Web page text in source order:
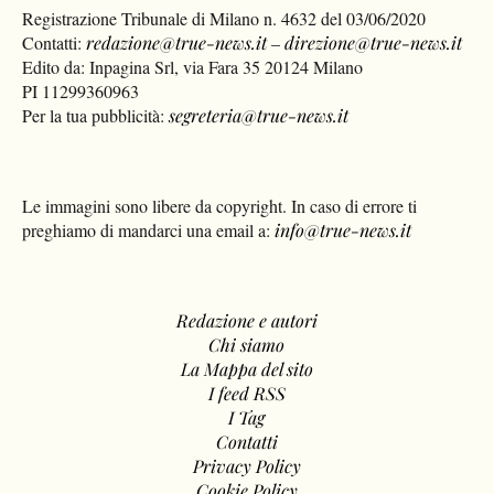
Registrazione Tribunale di Milano n. 4632 del 03/06/2020
Contatti:redazione@true-news.it–direzione@true-news.it
Edito da: Inpagina Srl, via Fara 35 20124 Milano
PI 11299360963
Per la tua pubblicità:segreteria@true-news.it
Le immagini sono libere da copyright. In caso di errore ti
preghiamo di mandarci una email a: info@true-news.it
Redazione e autori
Chi siamo
La Mappa del sito
I feed RSS
I Tag
Contatti
Privacy Policy